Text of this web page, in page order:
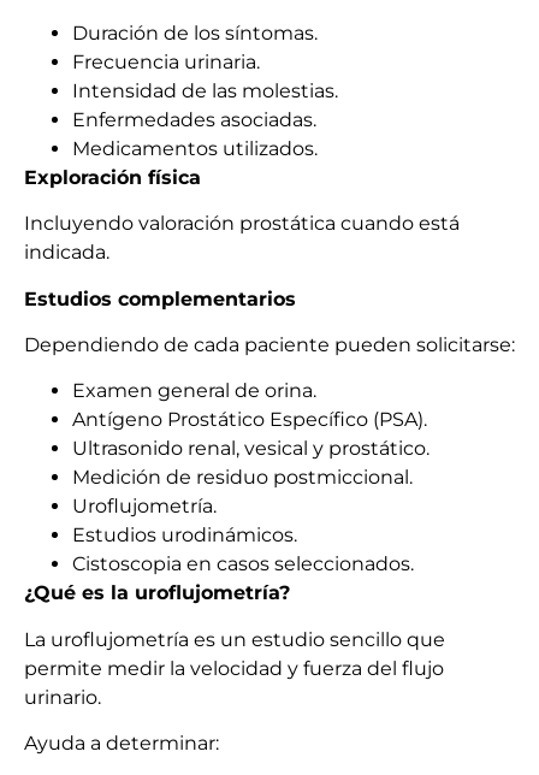
Duración de los síntomas.
Frecuencia urinaria.
Intensidad de las molestias.
Enfermedades asociadas.
Medicamentos utilizados.
Exploración física
Incluyendo valoración prostática cuando está
indicada.
Estudios complementarios
Dependiendo de cada paciente pueden solicitarse:
Examen general de orina.
Antígeno Prostático Específico (PSA).
Ultrasonido renal, vesical y prostático.
Medición de residuo postmiccional.
Uroflujometría.
Estudios urodinámicos.
Cistoscopia en casos seleccionados.
¿Qué es la uroflujometría?
La uroflujometría es un estudio sencillo que
permite medir la velocidad y fuerza del flujo
urinario.
Ayuda a determinar: